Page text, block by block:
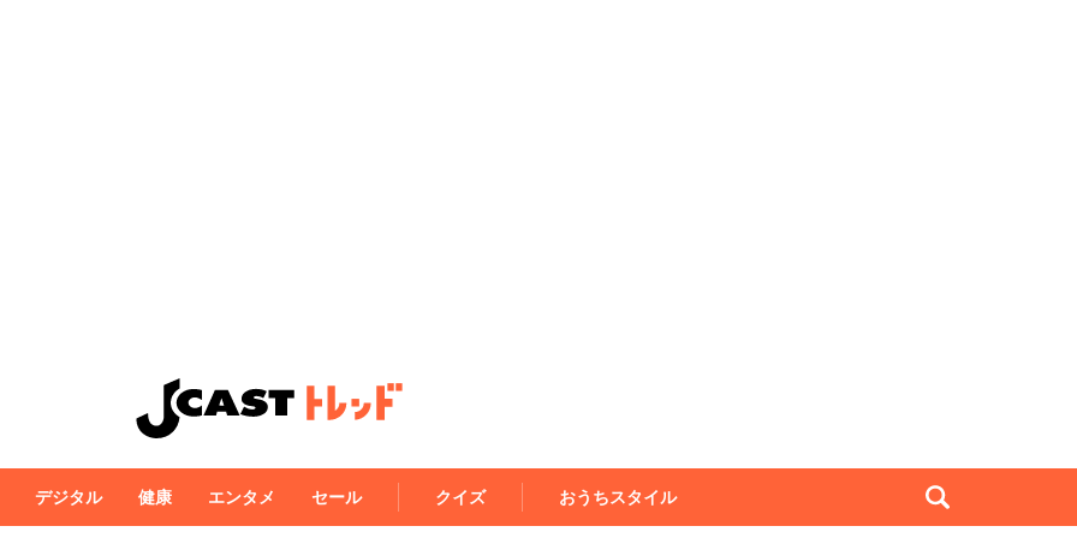
デジタル 健康 エンタメ セール クイズ おうちスタイル